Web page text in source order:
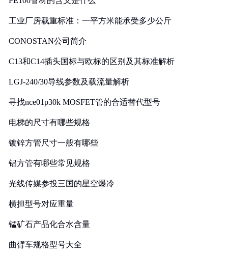
工业厂房载重标准：一平方米能承受多少公斤
CONOSTAN公司简介
C13和C14插头国标与欧标的区别及其标准解析
LGJ-240/30导线参数及载流量解析
寻找nce01p30k MOSFET管的合适替代型号
电梯的尺寸有哪些规格
镀锌方管尺寸一般有哪些
铝方管有哪些常见规格
光线传媒参投三国的星空爆冷
横担型号对应重量
锰矿石产品化合水含量
曲臂车规格型号大全